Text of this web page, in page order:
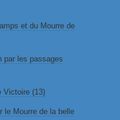
et du Mourre de
par les passages
Victoire (13)
le Mourre de la belle